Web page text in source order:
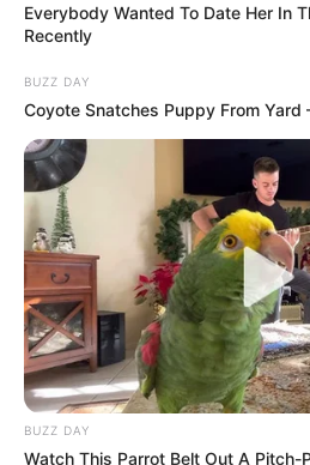
Everybody Wanted To Date Her In
Recently
BUZZ DAY
Coyote Snatches Puppy From Yard
BUZZ DAY
Watch This Parrot Belt Out A Pitch-